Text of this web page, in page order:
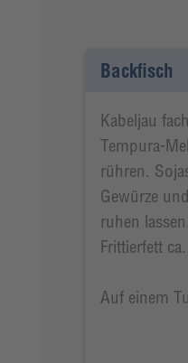
Backfisch
Kabeljau
Tempura-
rühren.
Gewürze
ruhen
Frittierfett
Auf einem